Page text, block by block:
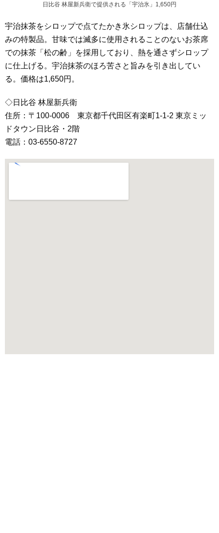
日比谷 林屋新兵衛で提供される「宇治氷」1,650円
宇治抹茶をシロップで点てたかき氷シロップは、店舗仕込
みの特製品。甘味では滅多に使用されることのないお茶席
での抹茶「松の齢」を採用しており、熱を通さずシロップ
に仕上げる。宇治抹茶のほろ苦さと旨みを引き出してい
る。価格は1,650円。
◇日比谷 林屋新兵衛
住所：〒100-0006 東京都千代田区有楽町1-1-2 東京ミッ
ドタウン日比谷・2階
電話：03-6550-8727